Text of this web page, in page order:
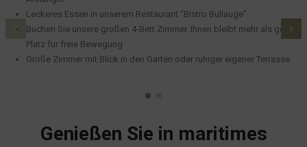
Leckeres Essen in unserem Restaurant "Bistro Bullauge"
Buchen Sie unsere großen 4-Bett Zimmer. Ihnen bleibt mehr als genug
Platz für freie Bewegung
Große Zimmer mit Blick in den Garten oder ruhiger eigener Terrasse
Genießen Sie in maritimes